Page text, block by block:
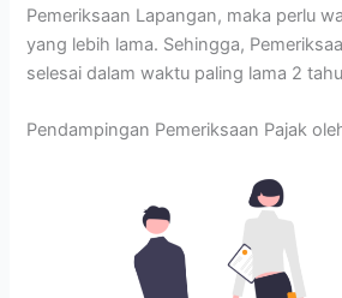
Pemeriksaan Lapangan, maka perlu
yang lebih lama. Sehingga,
selesai dalam waktu paling lama 2
Pendampingan Pemeriksaan Pajak